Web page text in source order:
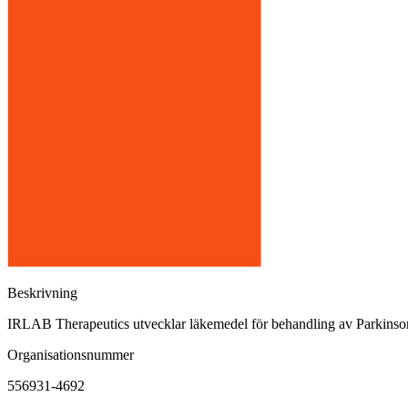
Beskrivning
IRLAB Therapeutics utvecklar läkemedel för behandling av
Organisationsnummer
556931-4692